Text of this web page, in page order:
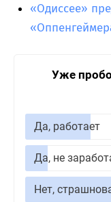
«Одиссее»
Уже
Да, работает
Да, не
Нет,